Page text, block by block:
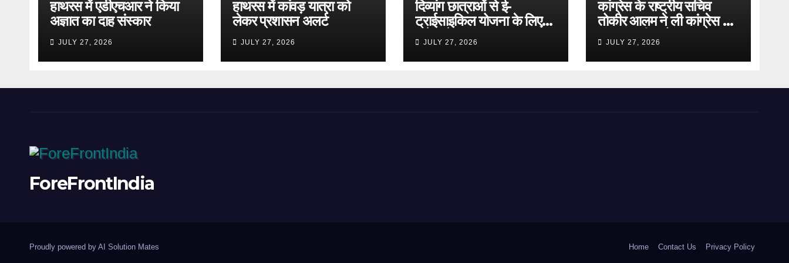
हाथरस में एडीएचआर ने किया
अज्ञात का दाह संस्कार
JULY 27, 2026
हाथरस में कांवड़ यात्रा को
लेकर प्रशासन अलर्ट
JULY 27, 2026
दिव्यांग छात्राओं से ई-
ट्राईसाइकिल योजना के लिए
मांगे आवेदन
JULY 27, 2026
कांग्रेस के राष्ट्रीय सचिव
तोकीर आलम ने ली कांग्रेस की
संगठन समीक्षा बैठक
JULY 27, 2026
ForeFrontIndia
Proudly powered by AI Solution Mates Home Contact Us Privacy Policy